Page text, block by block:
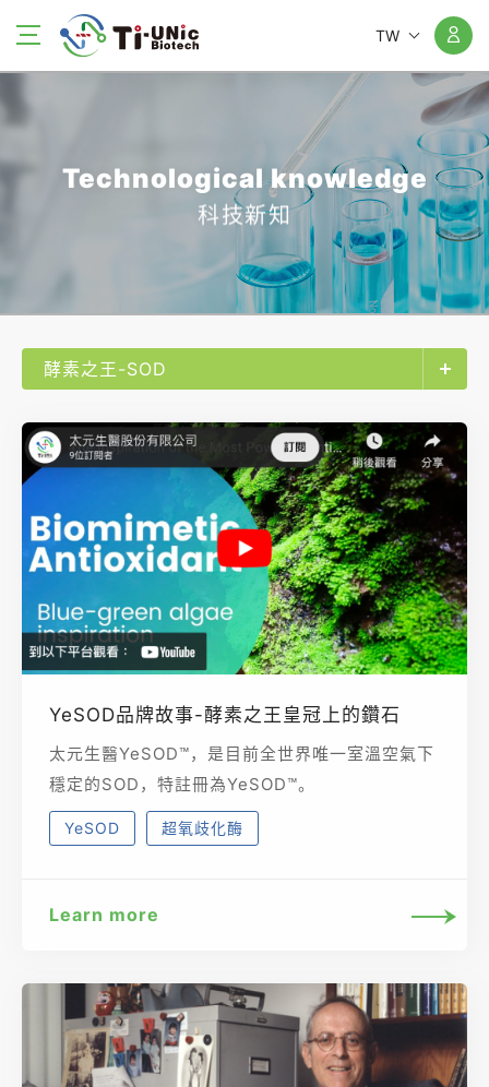
TW
Technological knowledge
科技新知
酵素之王-SOD
YeSOD品牌故事-酵素之王皇冠上的鑽石
太元生醫YeSOD™，是目前全世界唯一室溫空氣下
穩定的SOD，特註冊為YeSOD™。
YeSOD 超氧歧化酶
Learn more